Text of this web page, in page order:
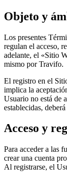
Objeto y
Los presentes
regulan el acceso,
adelante, el «Sitio
mismo por Travifo.
El registro en el
implica la
Usuario no está de
establecidas,
Acceso y
Para acceder a las
crear una cuenta
Al registrarse, el